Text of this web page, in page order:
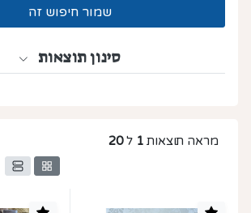
שמור חיפוש זה
סינון תוצאות
מראה תוצאות1 ל20